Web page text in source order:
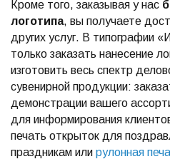
Кроме того, заказывая у нас
логотипа, вы получаете
других услуг. В типографии
только заказать нанесение
изготовить весь спектр
сувенирной продукции:
демонстрации вашего
для информирования
печать открыток для
праздникам или рулонная